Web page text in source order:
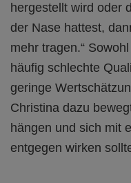
hergestellt wird oder
der Nase hattest,
mehr tragen.“
häufig schlechte
geringe
Christina dazu
hängen und sich mit
entgegen wirken